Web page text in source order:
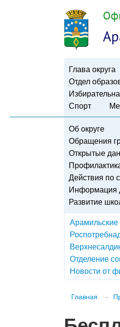
Глава округа
Отдел
Спорт
Об округе
Обращения
Открытые
Действия
Информация
Развитие
Арамильские
Отделение
Новости от
Главная →